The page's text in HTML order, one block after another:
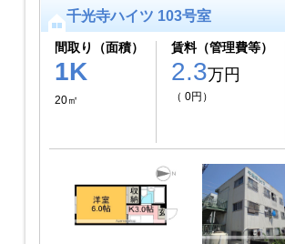
千光寺ハイツ 103号室
間取り（面積）
1K
20㎡
賃料（管理費等）
2.3万円
（ 0円）